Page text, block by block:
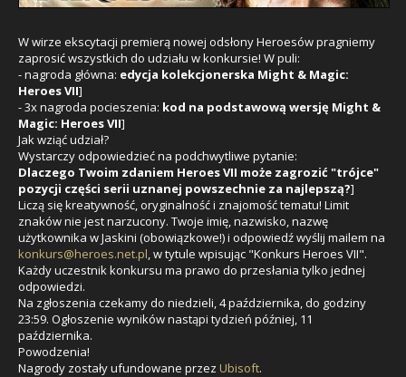
W wirze ekscytacji premierą nowej odsłony Heroesów pragniemy
zaprosić wszystkich do udziału w konkursie! W puli:
- nagroda główna: edycja kolekcjonerska Might & Magic:
Heroes VII]
- 3x nagroda pocieszenia: kod na podstawową wersję Might &
Magic: Heroes VII]
Jak wziąć udział?
Wystarczy odpowiedzieć na podchwytliwe pytanie:
Dlaczego Twoim zdaniem Heroes VII może zagrozić "trójce"
pozycji części serii uznanej powszechnie za najlepszą?]
Liczą się kreatywność, oryginalność i znajomość tematu! Limit
znaków nie jest narzucony. Twoje imię, nazwisko, nazwę
użytkownika w Jaskini (obowiązkowe!) i odpowiedź wyślij mailem na
konkurs@heroes.net.pl , w tytule wpisując "Konkurs Heroes VII".
Każdy uczestnik konkursu ma prawo do przesłania tylko jednej
odpowiedzi.
Na zgłoszenia czekamy do niedzieli, 4 października, do godziny
23:59. Ogłoszenie wyników nastąpi tydzień później, 11
października.
Powodzenia!
Nagrody zostały ufundowane przez Ubisoft.